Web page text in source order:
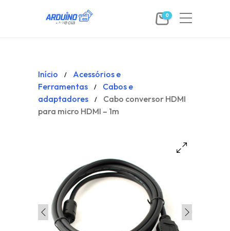
0
Início /
Acessórios e
Ferramentas
/
Cabos e
adaptadores
/
Cabo conversor HDMI
para micro HDMI – 1m